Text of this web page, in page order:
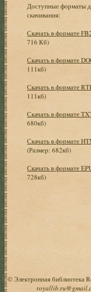
Доступные форматы
скачивания:
Скачать в формате
716 Кб)
Скачать в формате
111кб)
Скачать в формате
111кб)
Скачать в формате
680кб)
Скачать в формате
(Размер: 682кб)
Скачать в формате
728кб)
© Электронная библиотека